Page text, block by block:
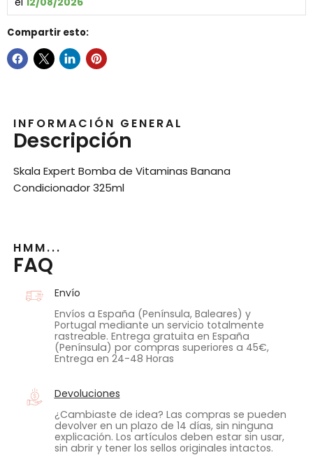
Compartir esto:
INFORMACIÓN GENERAL
Descripción
Skala Expert Bomba de Vitaminas Banana
Condicionador 325ml
HMM...
FAQ
Envío
Envíos a España (Península, Baleares) y
Portugal mediante un servicio totalmente
rastreable. Entrega gratuita en España
(Península) por compras superiores a 45€,
Entrega en 24-48 Horas
Devoluciones
¿Cambiaste de idea? Las compras se pueden
devolver en un plazo de 14 días, sin ninguna
explicación. Los artículos deben estar sin usar,
sin abrir y tener los sellos originales intactos.